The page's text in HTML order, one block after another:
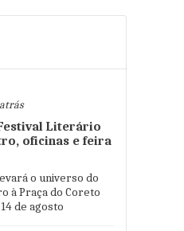
Literário
oficinas e feira
o universo do
à Praça do Coreto
de agosto